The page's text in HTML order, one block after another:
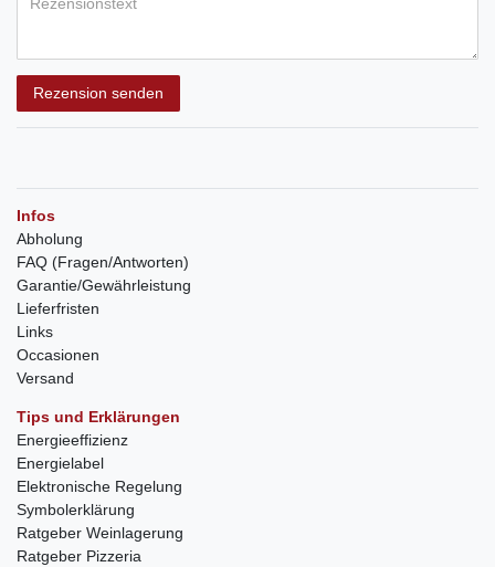
Rezension senden
Infos
Abholung
FAQ (Fragen/Antworten)
Garantie/Gewährleistung
Lieferfristen
Links
Occasionen
Versand
Tips und Erklärungen
Energieeffizienz
Energielabel
Elektronische Regelung
Symbolerklärung
Ratgeber Weinlagerung
Ratgeber Pizzeria